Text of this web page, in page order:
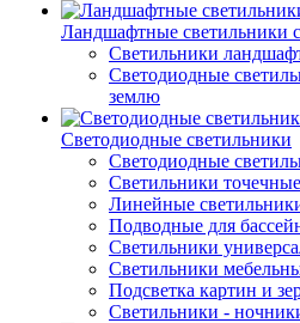
Ландшафтные светильники
Светильники
Светодиодные
землю
Светодиодные светильники
Светодиодные
Светильники
Линейные
Подводные для
Светильники
Светильники
Подсветка картин и
Светильники -